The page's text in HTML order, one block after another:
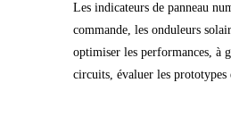
Les indicateurs de panneau
commande, les onduleurs
optimiser les performances, à
circuits, évaluer les prototypes